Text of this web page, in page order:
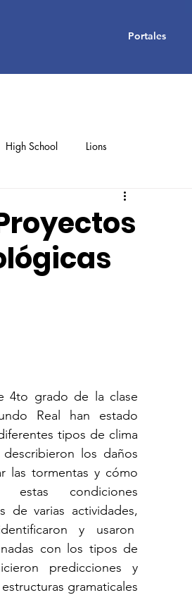
Portales
High School Lions
Student Achievements
4to grado de la clase
Real han estado
tipos de clima
los daños
las tormentas y cómo
estas condiciones
de varias actividades,
y usaron
con los tipos de
predicciones y
gramaticales